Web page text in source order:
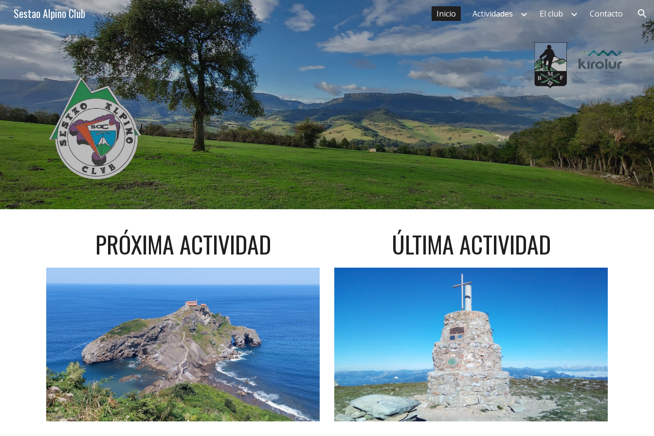
Skip to main content Skip to navigation
Sestao Alpino Club Inicio Actividades El club Contacto
PRÓXIMA ACTIVIDAD ÚLTIMAACTIVIDAD